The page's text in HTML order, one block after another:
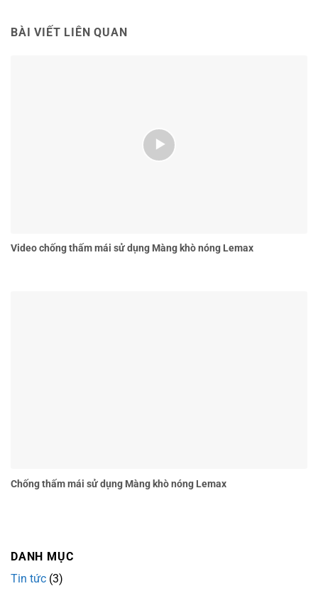
BÀI VIẾT LIÊN QUAN
Video chống thấm mái sử dụng Màng khò nóng Lemax
Chống thấm mái sử dụng Màng khò nóng Lemax
DANH MỤC
Tin tức (3)